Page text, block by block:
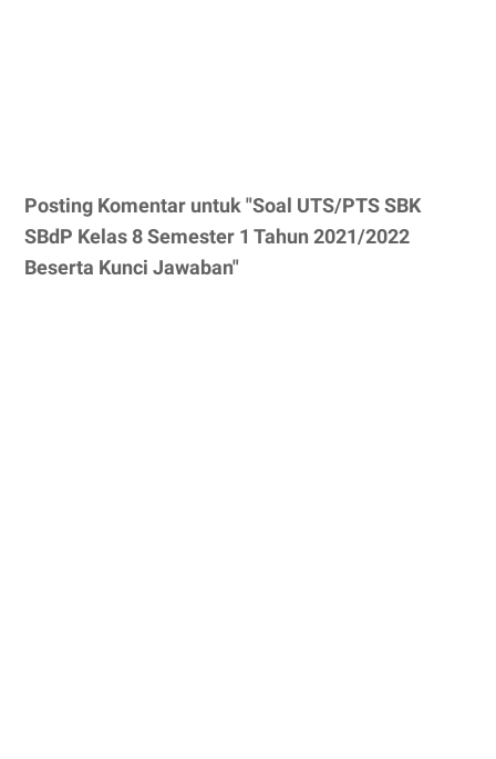
Posting Komentar untuk "Soal UTS/PTS SBK
SBdP Kelas 8 Semester 1 Tahun 2021/2022
Beserta Kunci Jawaban"